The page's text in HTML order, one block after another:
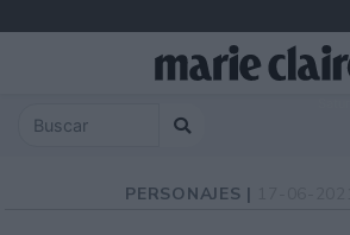
PERSONAJES |